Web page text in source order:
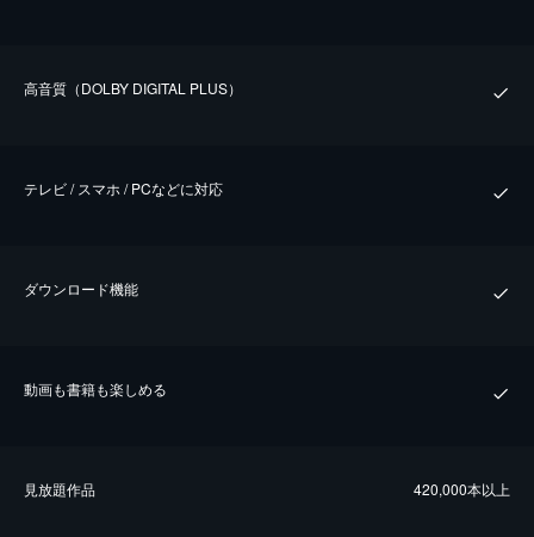
⾼⾳質（DOLBY DIGITAL PLUS）
テレビ / スマホ / PCなどに対応
ダウンロード機能
動画も書籍も楽しめる
⾒放題作品 420,000本以上